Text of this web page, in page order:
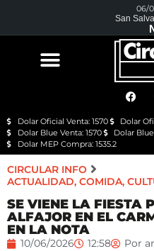
06/
San
Dolar Oficial Venta: 1570
Dolar
Dolar Blue Venta: 1570
Dolar
Dolar MEP Compra: 1535.2
CIRCULAR INFO
ACTUALIDAD, COMIDA,
SE VIENE LA FIESTA
ALFAJOR EN EL
EN LA NOTA
10/06/2026 12:58 Por